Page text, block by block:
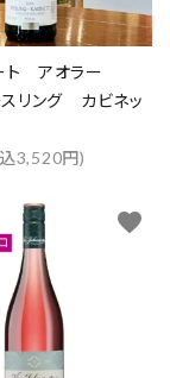
ート アオラー
リング カビネッ
3,520円)
favorite